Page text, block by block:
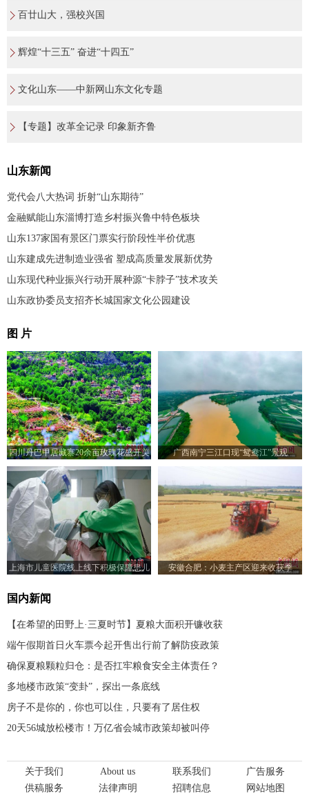
百廿山大，强校兴国
辉煌“十三五” 奋进“十四五”
文化山东——中新网山东文化专题
【专题】改革全记录 印象新齐鲁
山东新闻
党代会八大热词 折射“山东期待”
金融赋能山东淄博打造乡村振兴鲁中特色板块
山东137家国有景区门票实行阶段性半价优惠
山东建成先进制造业强省 塑成高质量发展新优势
山东现代种业振兴行动开展种源“卡脖子”技术攻关
山东政协委员支招齐长城国家文化公园建设
图 片
四川丹巴甲居藏寨20余亩玫瑰花盛开美
如画
广西南宁三江口现“鸳鸯江”景观
上海市儿童医院线上线下积极保障患儿
安徽合肥：小麦主产区迎来收获季
国内新闻
【在希望的田野上·三夏时节】夏粮大面积开镰收获
端午假期首日火车票今起开售出行前了解防疫政策
确保夏粮颗粒归仓：是否扛牢粮食安全主体责任？
多地楼市政策“变卦”，探出一条底线
房子不是你的，你也可以住，只要有了居住权
20天56城放松楼市！万亿省会城市政策却被叫停
关于我们 About us 联系我们
广告服务
供稿服务
法律声明 招聘信息 网站地图